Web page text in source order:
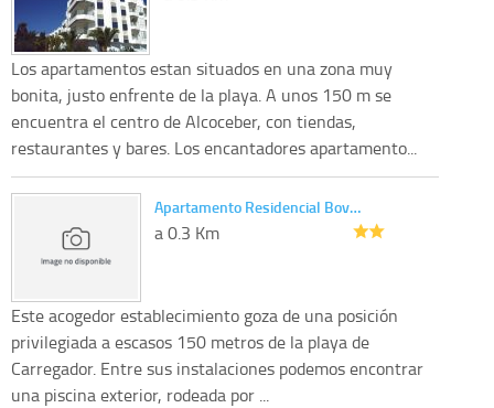
Los apartamentos estan situados en una zona muy
bonita, justo enfrente de la playa. A unos 150 m se
encuentra el centro de Alcoceber, con tiendas,
restaurantes y bares. Los encantadores apartamento...
Apartamento Residencial Bov…
a 0.3 Km
Este acogedor establecimiento goza de una posición
privilegiada a escasos 150 metros de la playa de
Carregador. Entre sus instalaciones podemos encontrar
una piscina exterior, rodeada por ...